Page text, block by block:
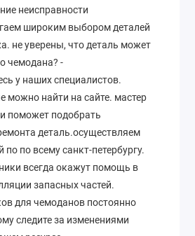
неисправности
широким выбором деталей
не уверены, что деталь может
чемодана? -
у наших специалистов.
можно найти на сайте. мастер
поможет подобрать
деталь.осуществляем
по по всему санкт-петербургу.
всегда окажут помощь в
запасных частей.
для чемоданов постоянно
следите за изменениями